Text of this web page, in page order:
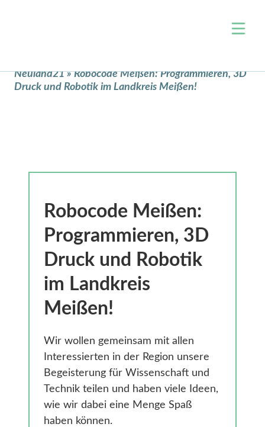
Über uns
Team
Themen
Zivilgesellschaft & Ehrenamt
Digitale Bildung
Klimaschutz & Nachhaltigkeit
Gesundheit
Smarte Ländliche Regionen
Unterstützen
Newsletter
Presse
Robocode Meißen:
Programmieren, 3D
Druck und Robotik
im Landkreis
Meißen!
Wir wollen gemeinsam mit allen
Interessierten in der Region unsere
Begeisterung für Wissenschaft und
Technik teilen und haben viele Ideen,
wie wir dabei eine Menge Spaß
haben können.
Neuland21 » Robocode Meißen: Programmieren, 3D
Druck und Robotik im Landkreis Meißen!